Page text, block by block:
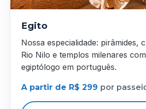
Egito
Nossa especialidade: pirâmides,
Rio Nilo e templos milenares
egiptólogo em português.
A partir de R$ 299 por